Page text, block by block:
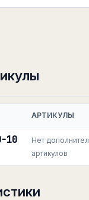
АРТИКУЛЫ
10
Нет
артикулов